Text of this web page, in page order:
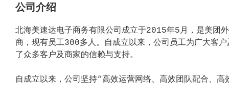
公司介绍
北海美速达电子商务有限公司成立于2015年5月，是美团
商，现有员工300多人。自成立以来，公司员工为广大客
了众多客户及商家的信赖与支持。
自成立以来，公司坚持“高效运营网络、高效团队配合、